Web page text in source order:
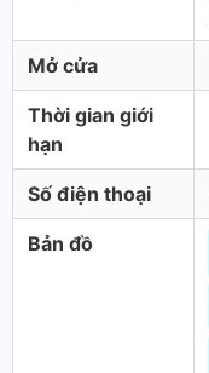
Mở cửa
Thời gian giới
hạn
Số điện thoại
Bản đồ